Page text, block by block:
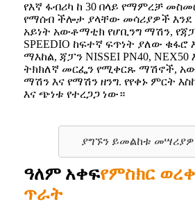
የእኛ ፋብሪካ ከ 30 በላይ የማምረቻ
የማሰብ ችሎታ ያላቸው መሳሪያዎች እንደ
አይነት አውቶማቲክ የሆቢንግ ማሽን,
SPEEDIO ከፍተኛ ፍጥነት ያለው ቁፋሮ
ማእከል, ጃፓን NISSEI PN40,
ትክክለኛ መርፌን የሚቀርጹ ማሽኖች,
ማሽን እና የማሽን ዘንግ. የየቀኑ ምርት
እና ጭነቱ የተረጋጋ ነው።
ያግኙን ይመልከቱ
ዓለም አቀፍየምስክር
ጥራት